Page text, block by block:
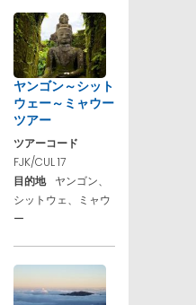
ヤンゴン～シット
ウェー～ミャウー
ツアー
ツアーコード
FJK/CUL 17
目的地
ヤンゴン、
シットウェ、ミャウ
ー